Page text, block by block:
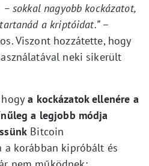
sokkal nagyobb kockázatot,
a kriptóidat.”–
Viszont hozzátette, hogy
neki sikerült
a kockázatok ellenére a
a legjobb módja
Bitcoin
a korábban kipróbált és